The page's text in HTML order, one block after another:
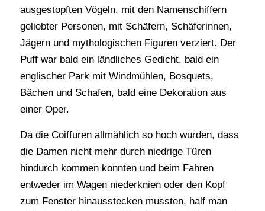
ausgestopften Vögeln, mit den Namenschiffern
geliebter Personen, mit Schäfern, Schäferinnen,
Jägern und mythologischen Figuren verziert. Der
Puff war bald ein ländliches Gedicht, bald ein
englischer Park mit Windmühlen, Bosquets,
Bächen und Schafen, bald eine Dekoration aus
einer Oper.
Da die Coiffuren allmählich so hoch wurden, dass
die Damen nicht mehr durch niedrige Türen
hindurch kommen konnten und beim Fahren
entweder im Wagen niederknien oder den Kopf
zum Fenster hinausstecken mussten, half man